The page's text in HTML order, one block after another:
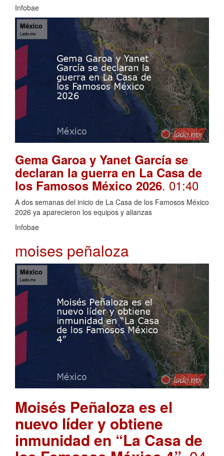
Infobae
Gema Garoa y Yanet García se
declaran la guerra en La Casa de
los Famosos México 2026. 01:40
A dos semanas del inicio de La Casa de los Famosos México
2026 ya aparecieron los equipos y alianzas
Infobae
moises peñaloza
Moisés Peñaloza es el
nuevo líder y obtiene
inmunidad en “La Casa de